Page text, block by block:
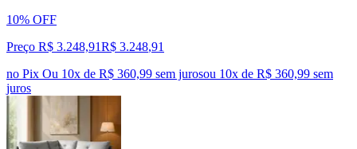
10% OFF
Preço R$ 3.248,91R$ 3.248,91
no Pix Ou 10x de R$ 360,99 sem jurosou 10x de R$ 360,99 sem
juros